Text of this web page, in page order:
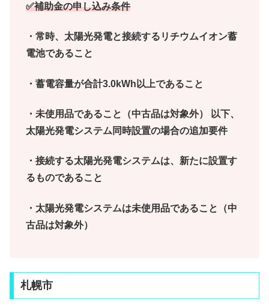
✅補助金の申し込み条件
・常時、太陽光発電と接続するリチウムイオン蓄
電池であること
・蓄電容量が合計3.0kWh以上であること
・未使用品であること（中古品は対象外） 以下、
太陽光発電システム同時設置の場合の追加要件
・接続する太陽光発電システムは、新たに設置す
るものであること
・太陽光発電システムは未使用品であること（中
古品は対象外）
札幌市